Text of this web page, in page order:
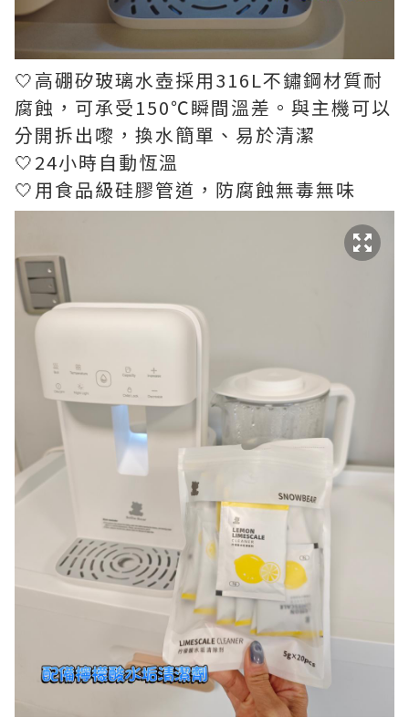
🤍高硼矽玻璃水壺採用316L不鏽鋼材質耐
腐蝕，可承受150℃瞬間溫差。與主機可以
分開拆出嚟，換水簡單、易於清潔
🤍24小時自動恆溫
🤍用食品級硅膠管道，防腐蝕無毒無味